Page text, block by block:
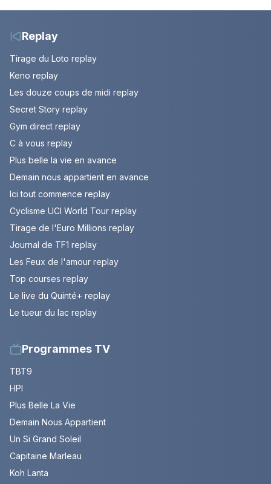
nouvelles histoires
Replay
Tirage du Loto replay
Keno replay
Les douze coups de midi replay
Secret Story replay
Gym direct replay
C à vous replay
Plus belle la vie en avance
Demain nous appartient en avance
Ici tout commence replay
Cyclisme UCI World Tour replay
Tirage de l'Euro Millions replay
Journal de TF1 replay
Les Feux de l'amour replay
Top courses replay
Le live du Quinté+ replay
Le tueur du lac replay
Programmes TV
TBT9
HPI
Plus Belle La Vie
Demain Nous Appartient
Un Si Grand Soleil
Capitaine Marleau
Koh Lanta